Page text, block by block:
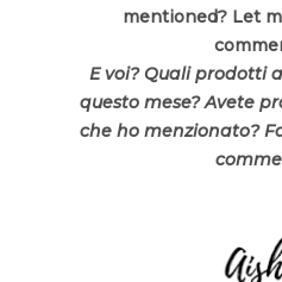
mentioned? Let
E voi? Quali prodotti
questo mese? Avete
che ho menzionato?